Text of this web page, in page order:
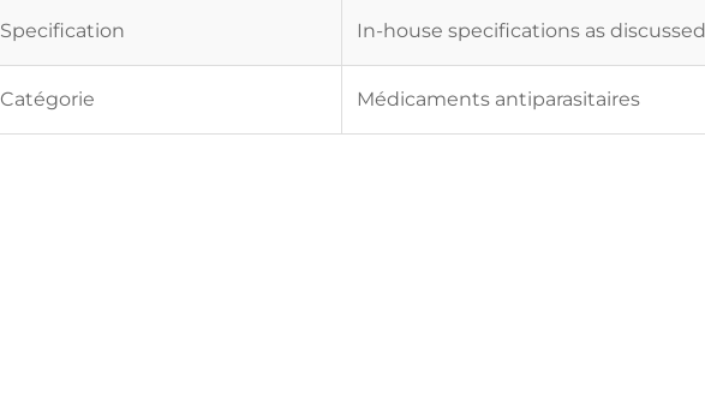
Specification In-house specifications as discussed
Catégorie Médicaments antiparasitaires